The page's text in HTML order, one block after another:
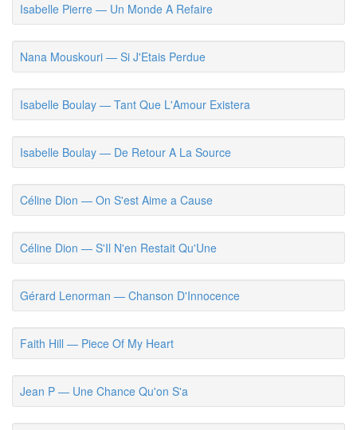
Isabelle Pierre — Un Monde A Refaire
Nana Mouskouri — Si J'Etais Perdue
Isabelle Boulay — Tant Que L'Amour Existera
Isabelle Boulay — De Retour A La Source
Céline Dion — On S'est Aime a Cause
Céline Dion — S'Il N'en Restait Qu'Une
Gérard Lenorman — Chanson D'Innocence
Faith Hill — Piece Of My Heart
Jean P — Une Chance Qu'on S'a